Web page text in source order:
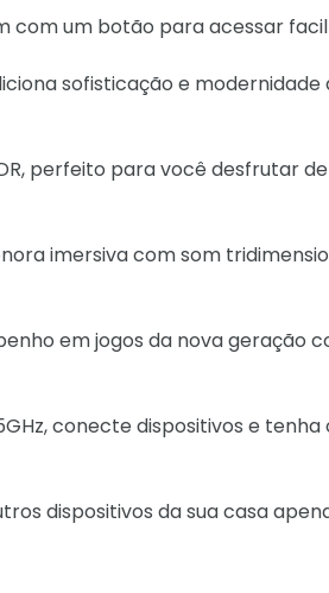
com um botão para acessar
sofisticação e
perfeito para você desfrutar
imersiva com som
em jogos da nova geração
conecte dispositivos e
dispositivos da sua casa